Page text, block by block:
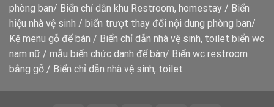
phòng ban/ Biển chỉ dẫn khu Restroom, homestay / Biển
hiệu nhà vệ sinh / biển trượt thay đổi nội dung phòng ban/
Kệ menu gỗ để bàn / Biển chỉ dẫn nhà vệ sinh, toilet biển wc
nam nữ / mẫu biển chức danh để bàn/ Biển wc restroom
bằng gỗ / Biển chỉ dẫn nhà vệ sinh, toilet